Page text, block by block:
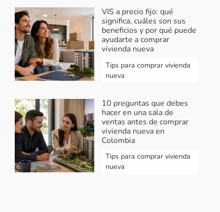
VIS a precio fijo: qué
significa, cuáles son sus
beneficios y por qué puede
ayudarte a comprar
vivienda nueva
Tips para comprar vivienda
nueva
10 preguntas que debes
hacer en una sala de
ventas antes de comprar
vivienda nueva en
Colombia
Tips para comprar vivienda
nueva